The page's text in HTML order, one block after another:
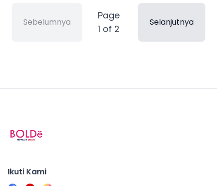
Sebelumnya
Page
1 of 2
Selanjutnya
Ikuti Kami